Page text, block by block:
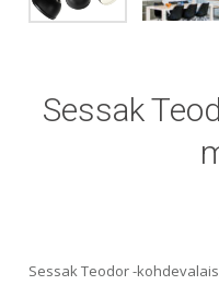
Sessak
Sessak Teodor -